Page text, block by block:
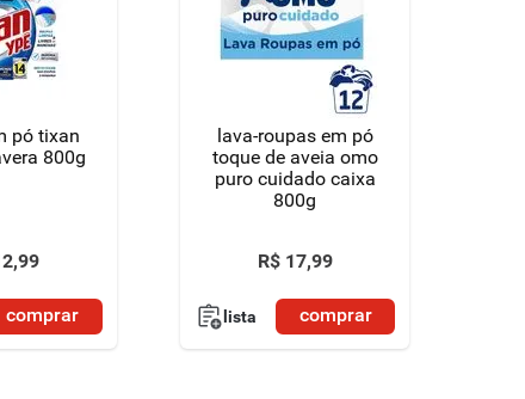
pó tixan
800g
,99
comprar
lava-roupas em pó
toque de aveia omo
puro cuidado caixa
800g
R$ 17,99
lista comprar